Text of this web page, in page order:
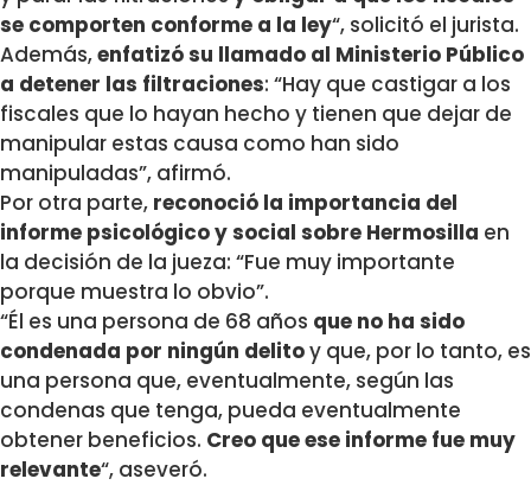
se comporten conforme a la ley“, solicitó el jurista.
Además,enfatizó su llamado al Ministerio Público
a detener las filtraciones: “Hay que castigar a los
fiscales que lo hayan hecho y tienen que dejar de
manipular estas causa como han sido
manipuladas”, afirmó.
Por otra parte, reconoció la importancia del
informe psicológico y social sobre Hermosilla en
la decisión de la jueza: “Fue muy importante
porque muestra lo obvio”.
“Él es una persona de 68 años que no ha sido
condenada por ningún delitoy que, por lo tanto, es
una persona que, eventualmente, según las
condenas que tenga, pueda eventualmente
obtener beneficios. Creo que ese informe fue muy
relevante“, aseveró.